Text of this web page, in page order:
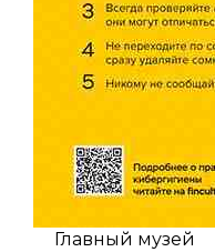
Главный музей